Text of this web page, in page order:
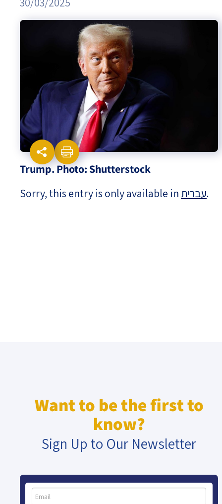
Israel-China Relations
Trump. Photo: Shutterstock
Sorry, this entry is only available inעברית.
Want to be the first to
know?
Sign Up to Our Newsletter